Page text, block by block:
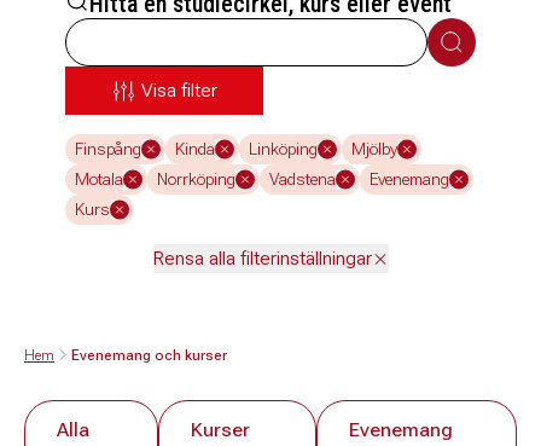
Sök
Visa filter
Finspång Kinda Linköping
Mjölby
Motala
Norrköping Vadstena
Evenemang
Kurs
Rensa alla filterinställningar
Hem Evenemang och kurser
Alla
Kurser
Evenemang